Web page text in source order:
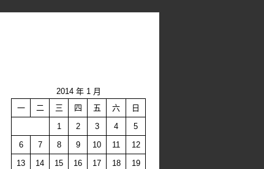
2014 年 1 月
一
二 三 四 五 六
日
1
2 3 4
5
6
7 8 9 10 11
12
13
14 15 16 17 18
19